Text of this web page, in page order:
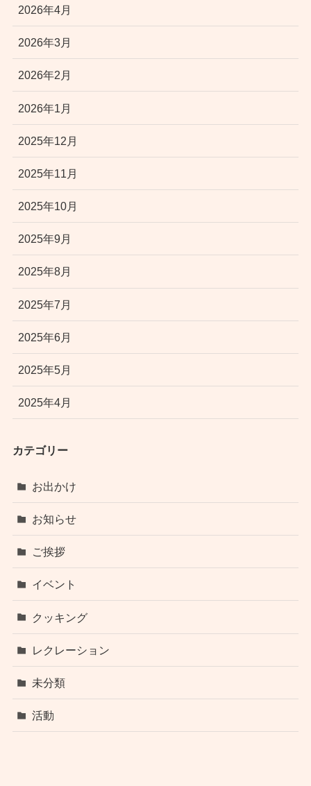
2026年4月
2026年3月
2026年2月
2026年1月
2025年12月
2025年11月
2025年10月
2025年9月
2025年8月
2025年7月
2025年6月
2025年5月
2025年4月
カテゴリー
お出かけ
お知らせ
ご挨拶
イベント
クッキング
レクレーション
未分類
活動